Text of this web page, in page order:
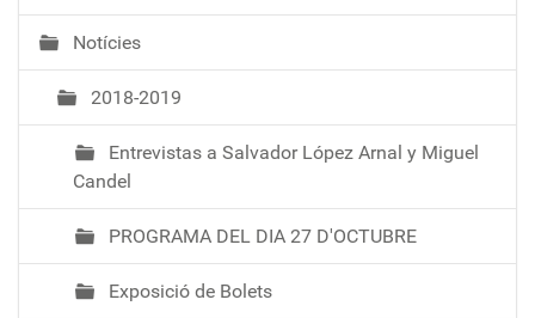
Notícies
2018-2019
Entrevistas a Salvador López Arnal y Miguel
Candel
PROGRAMA DEL DIA 27 D'OCTUBRE
Exposició de Bolets